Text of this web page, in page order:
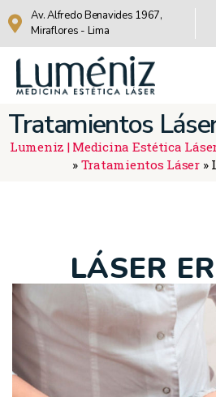
Av. Alfredo Benavides 1967,
Miraflores - Lima
Tratamientos
Lumeniz | Medicina Estética
» Tratamientos Láser»
LÁSER